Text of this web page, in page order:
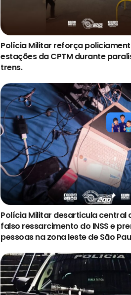
Polícia Militar reforça
estações da CPTM durante
trens.
Polícia Militar desarticula central
falso ressarcimento do INSS e
pessoas na zona leste de São